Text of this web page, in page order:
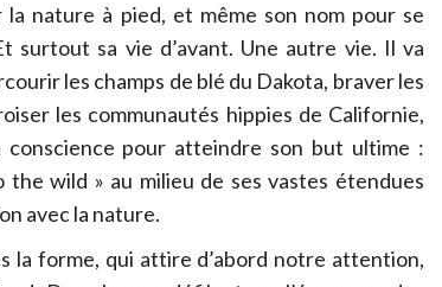
nature à pied, et même son nom pour se
surtout sa vie d’avant. Une autre vie. Il va
les champs de blé du Dakota, braver les
les communautés hippies de Californie,
pour atteindre son but ultime :
the wild » au milieu de ses vastes étendues
avec la nature.
la forme, qui attire d’abord notre attention,